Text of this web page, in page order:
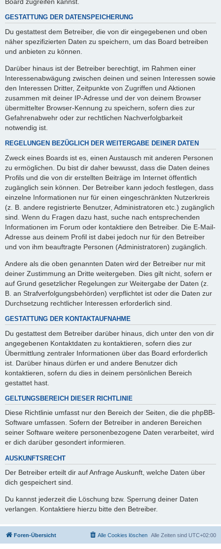
GESTATTUNG DER DATENSPEICHERUNG
Du gestattest dem Betreiber, die von dir eingegebenen und oben
näher spezifizierten Daten zu speichern, um das Board betreiben
und anbieten zu können.
Darüber hinaus ist der Betreiber berechtigt, im Rahmen einer
Interessenabwägung zwischen deinen und seinen Interessen sowie
den Interessen Dritter, Zeitpunkte von Zugriffen und Aktionen
zusammen mit deiner IP-Adresse und der von deinem Browser
übermittelter Browser-Kennung zu speichern, sofern dies zur
Gefahrenabwehr oder zur rechtlichen Nachverfolgbarkeit
notwendig ist.
REGELUNGEN BEZÜGLICH DER WEITERGABE DEINER DATEN
Zweck eines Boards ist es, einen Austausch mit anderen Personen
zu ermöglichen. Du bist dir daher bewusst, dass die Daten deines
Profils und die von dir erstellten Beiträge im Internet öffentlich
zugänglich sein können. Der Betreiber kann jedoch festlegen, dass
einzelne Informationen nur für einen eingeschränkten Nutzerkreis
(z. B. andere registrierte Benutzer, Administratoren etc.) zugänglich
sind. Wenn du Fragen dazu hast, suche nach entsprechenden
Informationen im Forum oder kontaktiere den Betreiber. Die E-Mail-
Adresse aus deinem Profil ist dabei jedoch nur für den Betreiber
und von ihm beauftragte Personen (Administratoren) zugänglich.
Andere als die oben genannten Daten wird der Betreiber nur mit
deiner Zustimmung an Dritte weitergeben. Dies gilt nicht, sofern er
auf Grund gesetzlicher Regelungen zur Weitergabe der Daten (z.
B. an Strafverfolgungsbehörden) verpflichtet ist oder die Daten zur
Durchsetzung rechtlicher Interessen erforderlich sind.
GESTATTUNG DER KONTAKTAUFNAHME
Du gestattest dem Betreiber darüber hinaus, dich unter den von dir
angegebenen Kontaktdaten zu kontaktieren, sofern dies zur
Übermittlung zentraler Informationen über das Board erforderlich
ist. Darüber hinaus dürfen er und andere Benutzer dich
kontaktieren, sofern du dies in deinem persönlichen Bereich
gestattet hast.
GELTUNGSBEREICH DIESER RICHTLINIE
Diese Richtlinie umfasst nur den Bereich der Seiten, die die phpBB-
Software umfassen. Sofern der Betreiber in anderen Bereichen
seiner Software weitere personenbezogene Daten verarbeitet, wird
er dich darüber gesondert informieren.
AUSKUNFTSRECHT
Der Betreiber erteilt dir auf Anfrage Auskunft, welche Daten über
dich gespeichert sind.
Du kannst jederzeit die Löschung bzw. Sperrung deiner Daten
verlangen. Kontaktiere hierzu bitte den Betreiber.
Foren-Übersicht Alle Zeiten sind UTC+02:00
Alle Cookies löschen